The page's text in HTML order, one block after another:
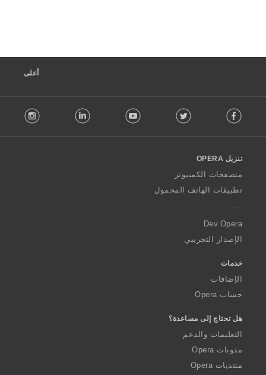
أعلى
o
w
O
a
Facebook
Twitter
Youtube
LinkedIn
تنزيل OPERA
متصفحات الكمبيوتر
تطبيقات الهاتف المحمول
Dev.Opera
الإصدار التجريبي
خدمات
الإضافات
حساب Opera
هل تحتاج إلى مساعدة؟
التعليمات والدعم
مدونات Opera
منتديات Opera